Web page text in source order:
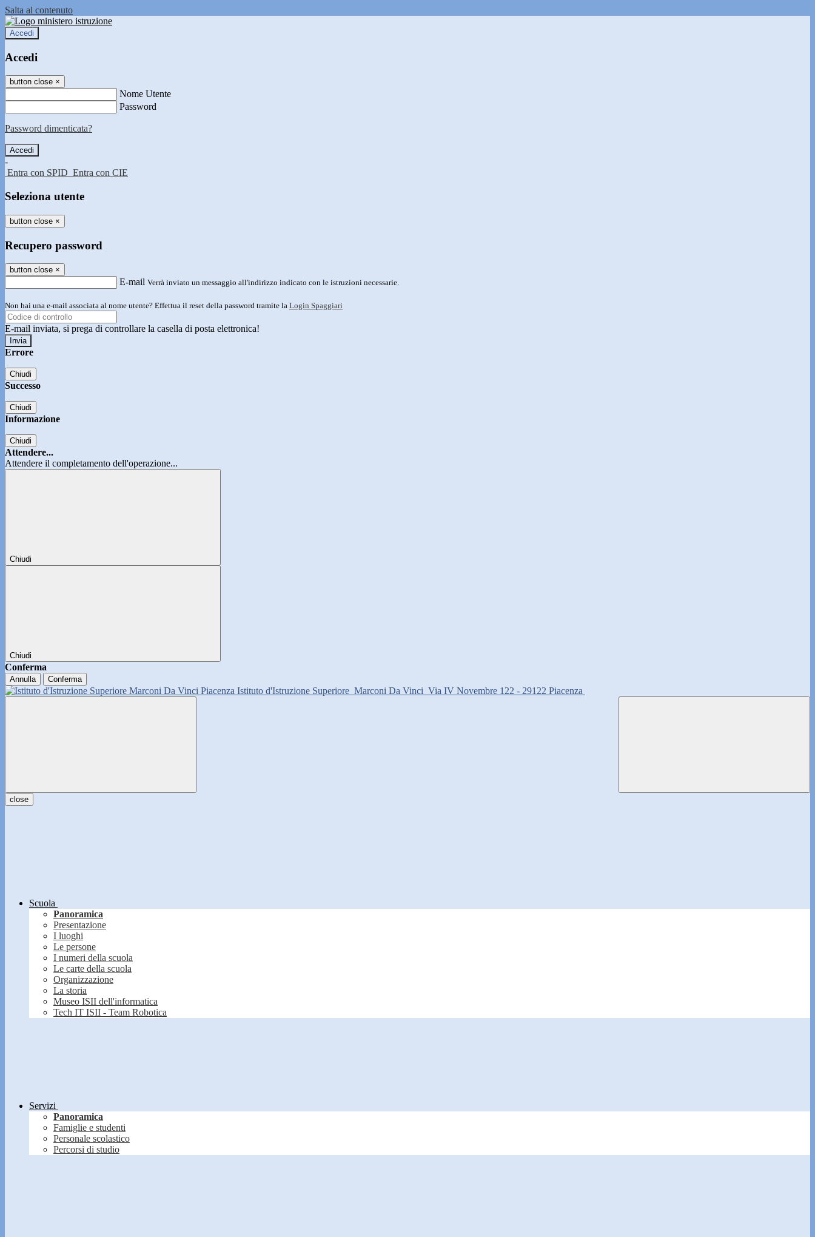
Salta al contenuto
Accedi
Accedi
button close ×
Nome Utente
Password
Password dimenticata?
-
Entra con SPID Entra con CIE
Seleziona utente
button close ×
Recupero password
button close ×
E-mail Verrà inviato un messaggio all'indirizzo indicato con le istruzioni necessarie.
Non hai una e-mail associata al nome utente? Effettua il reset della password tramite la Login Spaggiari
E-mail inviata, si prega di controllare la casella di posta elettronica!
Errore
Chiudi
Successo
Chiudi
Informazione
Chiudi
Attendere...
Attendere il completamento dell'operazione...
Chiudi
Chiudi
Conferma
Annulla Conferma
Istituto d'Istruzione Superiore Marconi Da Vinci Via IV Novembre 122 - 29122 Piacenza
close
Scuola
Panoramica
Presentazione
I luoghi
Le persone
I numeri della scuola
Le carte della scuola
Organizzazione
La storia
Museo ISII dell'informatica
Tech IT ISII - Team Robotica
Servizi
Panoramica
Famiglie e studenti
Personale scolastico
Percorsi di studio